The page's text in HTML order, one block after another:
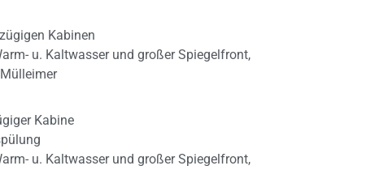
Kabinen
u. Kaltwasser und großer Spiegelfront,
Kabine
u. Kaltwasser und großer Spiegelfront,